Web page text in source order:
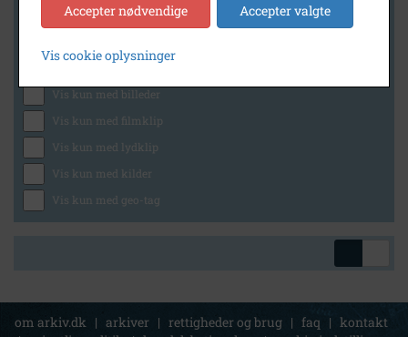
Generelt
Vis kun med billeder
Vis kun med filmklip
Vis kun med lydklip
Vis kun med kilder
Vis kun med geo-tag
om arkiv.dk | arkiver | rettigheder og brug | faq | kontakt
Accepter nødvendige Accepter valgte
Vis cookie oplysninger